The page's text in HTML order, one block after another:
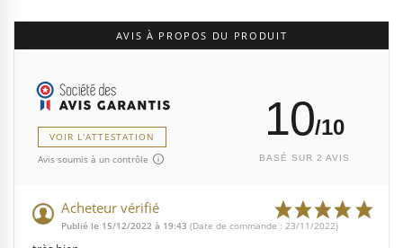
de la mode, Pleaser propose des collections ultra féminines
et des univers divers et riches, souvent disponibles dans
devrait jamais se réduire à une question de centimètres, la
marque défend une idée simple : permettre à chacun
AVIS À PROPOS DU PRODUIT
VOIR L'ATTESTATION
Avis soumis à un contrôle
10/10
BASÉ SUR 2 AVIS
Acheteur vérifié
Publié le 15/12/2022 à 19:43 (Date de commande : 23/11/2022)